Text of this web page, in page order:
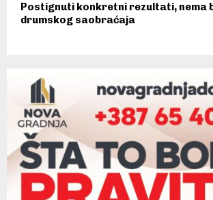
Postignuti konkretni rezultati, nema
drumskog saobraćaja